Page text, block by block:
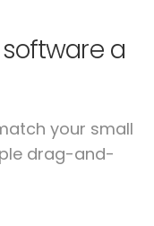
a
your small
drag-and-